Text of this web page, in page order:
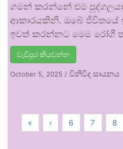
ගමන් කරන්නේ එම
ආකාරයකිනි. ඔබේ ජීවිතයේ
ඉවත් කරන්නට මෙම රෝගී
වැඩිපුර කියවන්න
October 5, 2025 / විනිවිද සායනය
« ‹ 6 7 8